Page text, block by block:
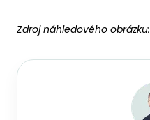
Zdroj náhledového obrázku: